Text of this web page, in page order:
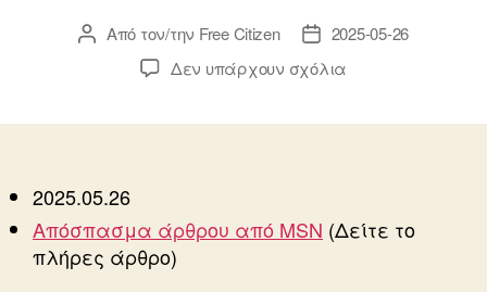
Συντάκτης
άρθρου
Από τον/την Free Citizen
Ημ.
δημοσίευσης
2025-05-26
Δεν υπάρχουν σχόλια
2025.05.26
Απόσπασμα άρθρου από MSN (Δείτε το
πλήρες άρθρο)